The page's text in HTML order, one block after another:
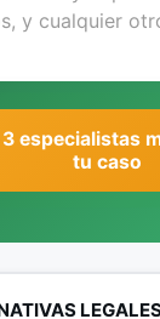
especialistas
tu caso